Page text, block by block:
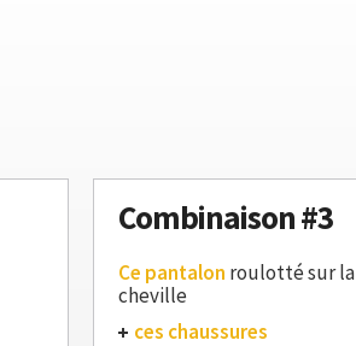
Combinaison #3
Ce pantalon roulotté sur la
cheville
ces chaussures